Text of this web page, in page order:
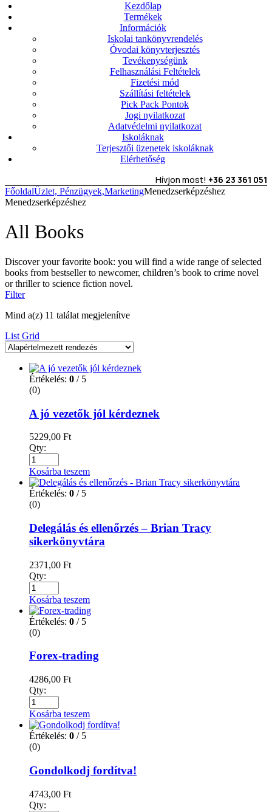
Kezdőlap
Termékek
Információk
Iskolai tankönyvrendelés
Óvodai könyvterjesztés
Tevékenységünk
Felhasználási Feltételek
Fizetési mód
Szállítási feltételek
Pick Pack Pontok
Jogi nyilatkozat
Adatvédelmi nyilatkozat
Iskoláknak
Terjesztői üzenetek iskoláknak
Elérhetőség
Hívjon most! +36 23 361 051
FőoldalÜzlet, Pénzügyek,MarketingMenedzserképzéshez
Menedzserképzéshez
All Books
Discover your favorite book: you will find a wide range of selected
books from bestseller to newcomer, children’s book to crime novel
or thriller to science fiction novel.
Filter
Mind a(z) 11 találat megjelenítve
List Grid
Értékelés: 0 / 5
(0)
A jó vezetők jól kérdeznek
5229,00 Ft
Qty:
Kosárba teszem
Értékelés: 0 / 5
(0)
Delegálás és ellenőrzés – Brian Tracy
sikerkönyvtára
2371,00 Ft
Qty:
Kosárba teszem
Értékelés: 0 / 5
(0)
Forex-trading
4286,00 Ft
Qty:
Kosárba teszem
Értékelés: 0 / 5
(0)
Gondolkodj fordítva!
4743,00 Ft
Qty: